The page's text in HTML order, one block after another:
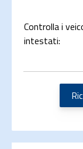
Controlla i
intestati: